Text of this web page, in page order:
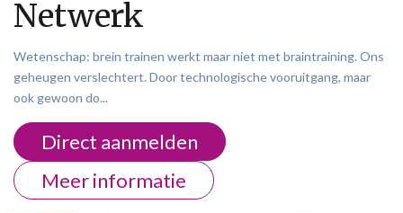
Netwerk
Wetenschap: brein trainen werkt maar niet met braintraining. Ons
geheugen verslechtert. Door technologische vooruitgang, maar
ook gewoon do...
Direct aanmelden
Meer informatie